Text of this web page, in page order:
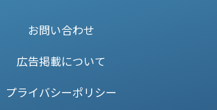
お問い合わせ
広告掲載について
プライバシーポリシー